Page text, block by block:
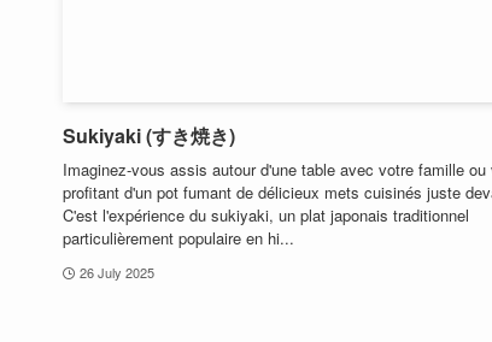
Sukiyaki (すき焼き)
Imaginez-vous assis autour d'une table avec votre famille
profitant d'un pot fumant de délicieux mets cuisinés juste
C'est l'expérience du sukiyaki, un plat japonais traditionnel
particulièrement populaire en hi...
26 July 2025